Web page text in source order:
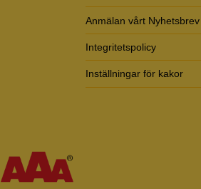
Anmälan vårt Nyhetsbrev
Integritetspolicy
Inställningar för kakor